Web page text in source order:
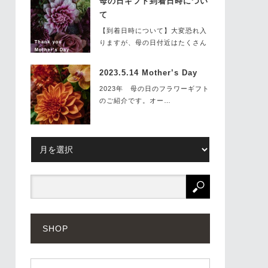
て
【到着日時について】大変恐れ入
りますが、母の日付近はたくさん
2023.5.14 Mother’s Day
2023年 母の日のフラワーギフト
のご紹介です。オー…
SHOP